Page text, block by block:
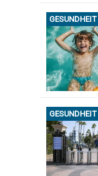
GESUNDHEIT
GESUNDHEIT